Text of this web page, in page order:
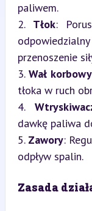
paliwem.
2. Tłok:
przenoszenie
3. Wał korbowy
tłoka w ruch
4.
dawkę paliwa
5. Zawory:
odpływ spalin.
Zasada